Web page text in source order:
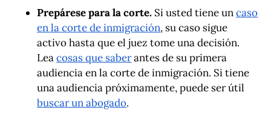
Prepárese para la corte. Si usted tiene uncaso
en la corte de inmigración, su caso sigue
activo hasta que el juez tome una decisión.
Leacosas que saberantes de su primera
audiencia en la corte de inmigración. Si tiene
una audiencia próximamente, puede ser útil
buscar un abogado.